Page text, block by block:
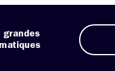
grandes